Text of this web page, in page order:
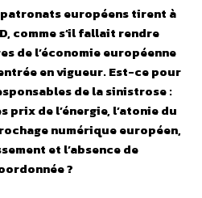
européens tirent à
comme s’il fallait rendre
de l’économie européenne
en vigueur. Est-ce pour
de la sinistrose :
de l’énergie, l’atonie du
numérique européen,
et l’absence de
?